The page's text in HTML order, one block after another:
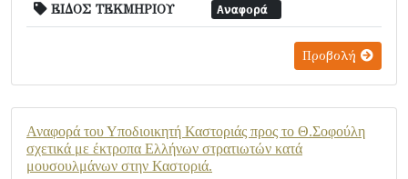
ΕΙΔΟΣ ΤΕΚΜΗΡΙΟΥ Αναφορά
Προβολή
Αναφορά του Υποδιοικητή Καστοριάς προς το Θ.Σοφούλη
σχετικά με έκτροπα Ελλήνων στρατιωτών κατά
μουσουλμάνων στην Καστοριά.